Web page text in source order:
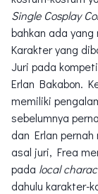
Single Cosplay
bahkan ada
Karakter yang
Juri pada
Erlan Bakabon.
memiliki
sebelumnya
dan Erlan pernah
asal juri, Frea
pada local
dahulu karakter-